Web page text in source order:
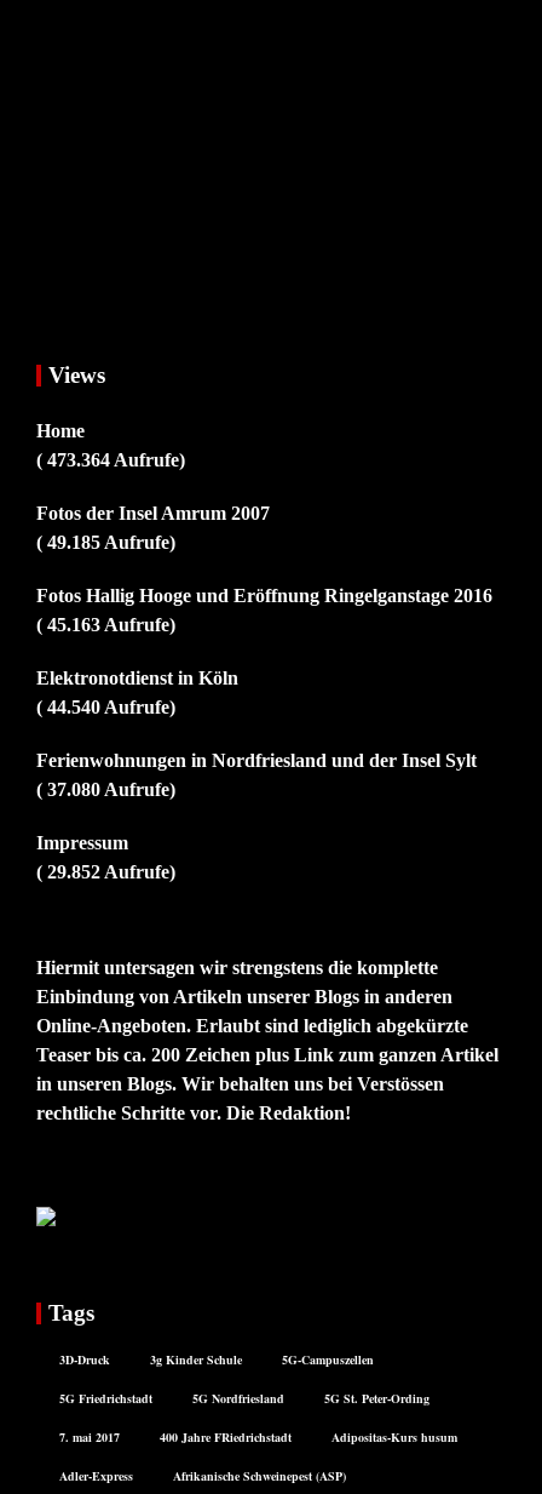
Views
Home
( 473.364 Aufrufe)
Fotos der Insel Amrum 2007
( 49.185 Aufrufe)
Fotos Hallig Hooge und Eröffnung Ringelganstage 2016
( 45.163 Aufrufe)
Elektronotdienst in Köln
( 44.540 Aufrufe)
Ferienwohnungen in Nordfriesland und der Insel Sylt
( 37.080 Aufrufe)
Impressum
( 29.852 Aufrufe)
Hiermit untersagen wir strengstens die komplette
Einbindung von Artikeln unserer Blogs in anderen
Online-Angeboten. Erlaubt sind lediglich abgekürzte
Teaser bis ca. 200 Zeichen plus Link zum ganzen Artikel
in unseren Blogs. Wir behalten uns bei Verstössen
rechtliche Schritte vor. Die Redaktion!
Tags
3D-Druck 3g Kinder Schule 5G-Campuszellen
5G Friedrichstadt 5G Nordfriesland 5G St. Peter-Ording
7. mai 2017 400 Jahre FRiedrichstadt Adipositas-Kurs husum
Adler-Express Afrikanische Schweinepest (ASP)